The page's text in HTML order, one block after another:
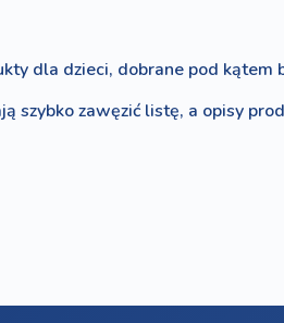
dla dzieci, dobrane pod kątem
szybko zawęzić listę, a opisy